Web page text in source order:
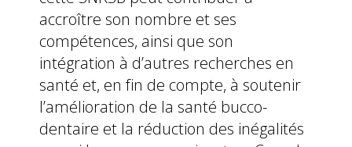
accroître son nombre et ses
compétences, ainsi que son
intégration à d’autres recherches en
santé et, en fin de compte, à soutenir
l’amélioration de la santé bucco-
dentaire et la réduction des inégalités